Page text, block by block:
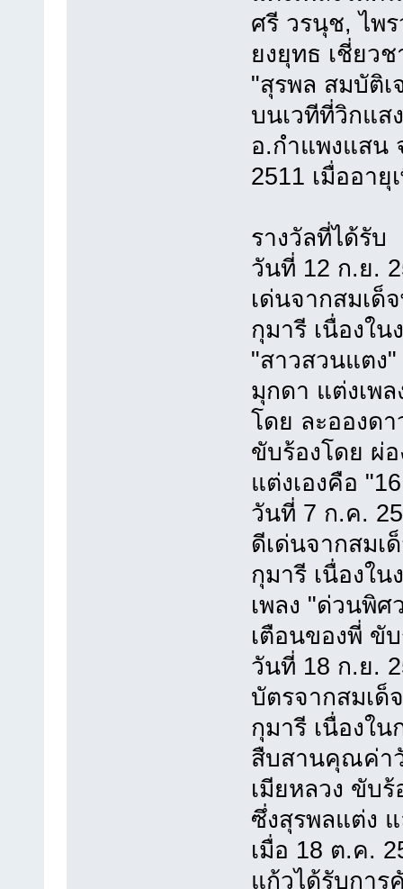
ศรี วรนุช, ไพ
ยงยุทธ เชี่ยว
"สุรพล สมบัติเ
บนเวทีที่วิกแส
อ.กำแพงแสน
2511 เมื่ออายุ
รางวัลที่ได้รับ
วันที่ 12 ก.ย.
เด่นจากสมเด็
กุมารี เนื่องใน
"สาวสวนแตง
มุกดา แต่งเพล
โดย ละอองด
ขับร้องโดย ผ่
แต่งเองคือ
วันที่ 7 ก.ค.
ดีเด่นจากสมเ
กุมารี เนื่องใ
เพลง "ด่วนพิ
เตือนของพี่ ขั
วันที่ 18 ก.ย.
บัตรจากสมเด็
กุมารี เนื่องใน
สืบสานคุณค่า
เมียหลวง ขับร้
ซึ่งสุรพลแต่ง แ
เมื่อ 18 ต.ค.
แก้วได้รับการ